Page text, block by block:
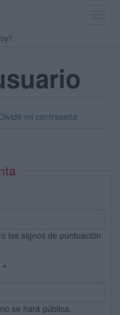
mi contraseña
los signos de puntuación
*
se hará pública.